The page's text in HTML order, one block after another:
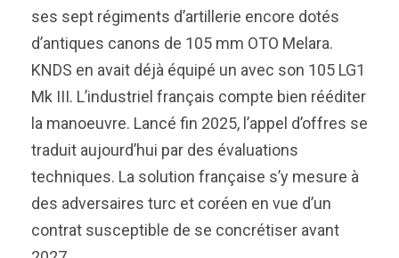
ses sept régiments d’artillerie encore dotés
d’antiques canons de 105 mm OTO Melara.
KNDS en avait déjà équipé un avec son 105 LG1
Mk III. L’industriel français compte bien rééditer
la manoeuvre. Lancé fin 2025, l’appel d’offres se
traduit aujourd’hui par des évaluations
techniques. La solution française s’y mesure à
des adversaires turc et coréen en vue d’un
contrat susceptible de se concrétiser avant